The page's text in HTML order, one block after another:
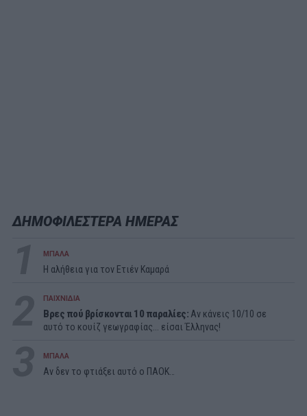
ΔΗΜΟΦΙΛΕΣΤΕΡΑ ΗΜΕΡΑΣ
ΜΠΑΛΑ
Η αλήθεια για τον Ετιέν Καμαρά
ΠΑΙΧΝΙΔΙΑ
Βρες πού βρίσκονται 10 παραλίες: Αν κάνεις 10/10 σε
αυτό το κουίζ γεωγραφίας... είσαι Έλληνας!
ΜΠΑΛΑ
Αν δεν το φτιάξει αυτό ο ΠΑΟΚ…